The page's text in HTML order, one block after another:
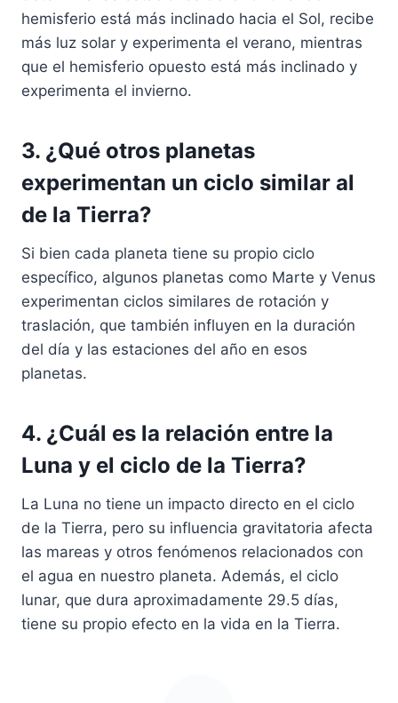
hemisferio está más inclinado hacia el Sol, recibe
más luz solar y experimenta el verano, mientras
que el hemisferio opuesto está más inclinado y
experimenta el invierno.
3. ¿Qué otros planetas
experimentan un ciclo similar al
de la Tierra?
Si bien cada planeta tiene su propio ciclo
específico, algunos planetas como Marte y Venus
experimentan ciclos similares de rotación y
traslación, que también influyen en la duración
del día y las estaciones del año en esos
planetas.
4. ¿Cuál es la relación entre la
Luna y el ciclo de la Tierra?
La Luna no tiene un impacto directo en el ciclo
de la Tierra, pero su influencia gravitatoria afecta
las mareas y otros fenómenos relacionados con
el agua en nuestro planeta. Además, el ciclo
lunar, que dura aproximadamente 29.5 días,
tiene su propio efecto en la vida en la Tierra.